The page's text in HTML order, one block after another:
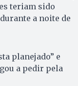
teriam sido
a noite de
planejado” e
a pedir pela